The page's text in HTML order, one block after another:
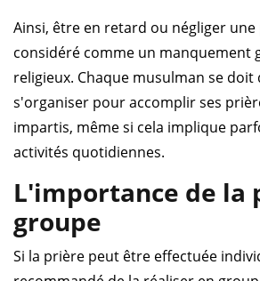
Ainsi, être en retard ou négliger
considéré comme un manquement
religieux. Chaque musulman se doit
s'organiser pour accomplir ses
impartis, même si cela implique
activités quotidiennes.
L'importance de la
groupe
Si la prière peut être effectuée